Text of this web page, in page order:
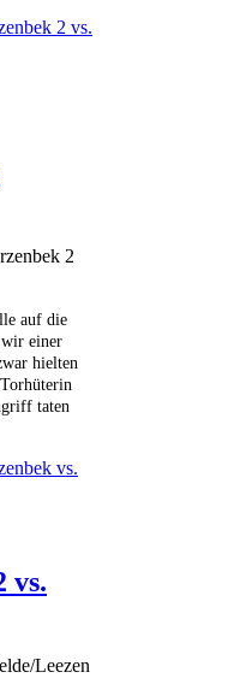
2 vs.
2
auf die
wir einer
hielten
taten
vs.
vs.
Leezen